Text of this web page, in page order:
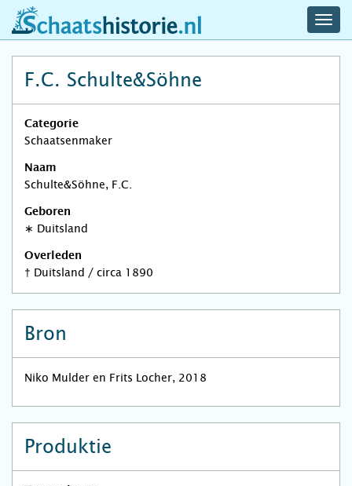
schaatshistorie.nl
F.C. Schulte&Söhne
Categorie
Schaatsenmaker
Naam
Schulte&Söhne, F.C.
Geboren
∗ Duitsland
Overleden
† Duitsland / circa 1890
Bron
Niko Mulder en Frits Locher, 2018
Produktie